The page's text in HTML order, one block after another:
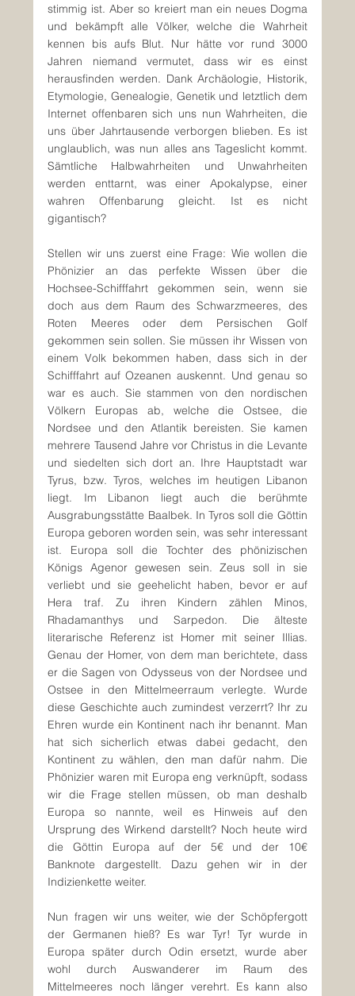
stimmig ist. Aber so kreiert man ein neues Dogma
und bekämpft alle Völker, welche die Wahrheit
kennen bis aufs Blut. Nur hätte vor rund 3000
Jahren niemand vermutet, dass wir es einst
herausfinden werden. Dank Archäologie, Historik,
Etymologie, Genealogie, Genetik und letztlich dem
Internet offenbaren sich uns nun Wahrheiten, die
uns über Jahrtausende verborgen blieben. Es ist
unglaublich, was nun alles ans Tageslicht kommt.
Sämtliche Halbwahrheiten und Unwahrheiten
werden enttarnt, was einer Apokalypse, einer
wahren Offenbarung gleicht. Ist es nicht
gigantisch?
Stellen wir uns zuerst eine Frage: Wie wollen die
Phönizier an das perfekte Wissen über die
Hochsee-Schifffahrt gekommen sein, wenn sie
doch aus dem Raum des Schwarzmeeres, des
Roten Meeres oder dem Persischen Golf
gekommen sein sollen. Sie müssen ihr Wissen von
einem Volk bekommen haben, dass sich in der
Schifffahrt auf Ozeanen auskennt. Und genau so
war es auch. Sie stammen von den nordischen
Völkern Europas ab, welche die Ostsee, die
Nordsee und den Atlantik bereisten. Sie kamen
mehrere Tausend Jahre vor Christus in die Levante
und siedelten sich dort an. Ihre Hauptstadt war
Tyrus, bzw. Tyros, welches im heutigen Libanon
liegt. Im Libanon liegt auch die berühmte
Ausgrabungsstätte Baalbek. In Tyros soll die Göttin
Europa geboren worden sein, was sehr interessant
ist. Europa soll die Tochter des phönizischen
Königs Agenor gewesen sein. Zeus soll in sie
verliebt und sie geehelicht haben, bevor er auf
Hera traf. Zu ihren Kindern zählen Minos,
Rhadamanthys und Sarpedon. Die älteste
literarische Referenz ist Homer mit seiner Illias.
Genau der Homer, von dem man berichtete, dass
er die Sagen von Odysseus von der Nordsee und
Ostsee in den Mittelmeerraum verlegte. Wurde
diese Geschichte auch zumindest verzerrt? Ihr zu
Ehren wurde ein Kontinent nach ihr benannt. Man
hat sich sicherlich etwas dabei gedacht, den
Kontinent zu wählen, den man dafür nahm. Die
Phönizier waren mit Europa eng verknüpft, sodass
wir die Frage stellen müssen, ob man deshalb
Europa so nannte, weil es Hinweis auf den
Ursprung des Wirkend darstellt? Noch heute wird
die Göttin Europa auf der 5€ und der 10€
Banknote dargestellt. Dazu gehen wir in der
Indizienkette weiter.
Nun fragen wir uns weiter, wie der Schöpfergott
der Germanen hieß? Es war Tyr! Tyr wurde in
Europa später durch Odin ersetzt, wurde aber
wohl durch Auswanderer im Raum des
Mittelmeeres noch länger verehrt. Es kann also